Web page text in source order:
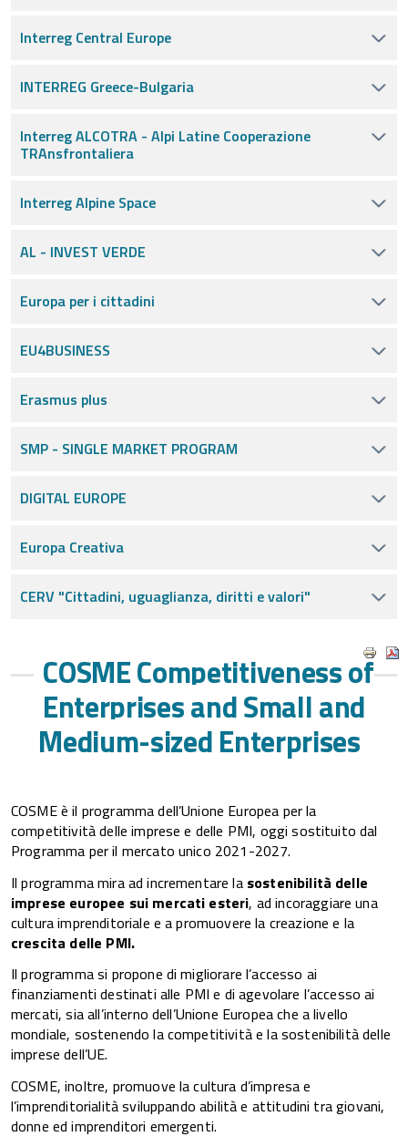
Interreg Central Europe
INTERREG Greece-Bulgaria
Interreg ALCOTRA - Alpi Latine Cooperazione
TRAnsfrontaliera
Interreg Alpine Space
AL - INVEST VERDE
Europa per i cittadini
EU4BUSINESS
Erasmus plus
SMP - SINGLE MARKET PROGRAM
DIGITAL EUROPE
Europa Creativa
CERV "Cittadini, uguaglianza, diritti e valori"
COSME Competitiveness of
Enterprises and Small and
Medium-sized Enterprises
COSME è il programma dell’Unione Europea per la
competitività delle imprese e delle PMI, oggi sostituito dal
Programma per il mercato unico 2021-2027.
Il programma mira ad incrementare la sostenibilità delle
imprese europee sui mercati esteri, ad incoraggiare una
cultura imprenditoriale e a promuovere la creazione e la
crescita delle PMI.
Il programma si propone di migliorare l’accesso ai
finanziamenti destinati alle PMI e di agevolare l’accesso ai
mercati, sia all’interno dell’Unione Europea che a livello
mondiale, sostenendo la competitività e la sostenibilità delle
imprese dell’UE.
COSME, inoltre, promuove la cultura d’impresa e
l’imprenditorialità sviluppando abilità e attitudini tra giovani,
donne ed imprenditori emergenti.